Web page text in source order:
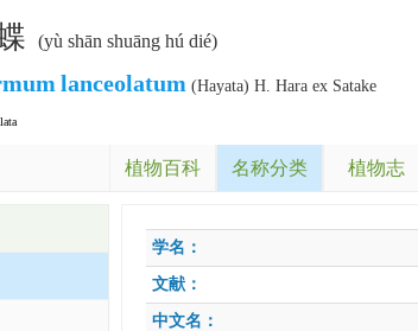
(yù shān shuāng hú dié)
lanceolatum (Hayata) H. Hara ex Satake
植物百科 名称分类 植物志
学名：
文献：
中文名：